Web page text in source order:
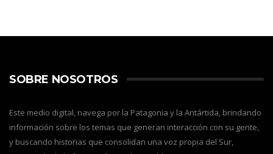
SOBRE NOSOTROS
Este medio digital, navega por la Patagonia y la Antártida, brindando
información sobre los temas que generan interacción con su gente,
y buscando historias que consolidan una voz propia del Sur,